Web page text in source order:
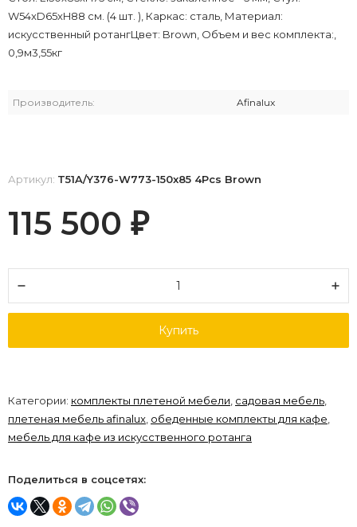
W54xD65xH88 см. (4 шт. ), Каркас: сталь, Материал:
искусственный ротангЦвет: Brown, Объем и вес комплекта:,
0,9м3,55кг
Производитель: Afinalux
Артикул: T51A/Y376-W773-150x85 4Pcs Brown
115 500 ₽
Купить
Категории: комплекты плетеной мебели садовая мебель
плетеная мебель afinalux обеденные комплекты для кафе
мебель для кафе из искусственного ротанга
Поделиться в соцсетях: